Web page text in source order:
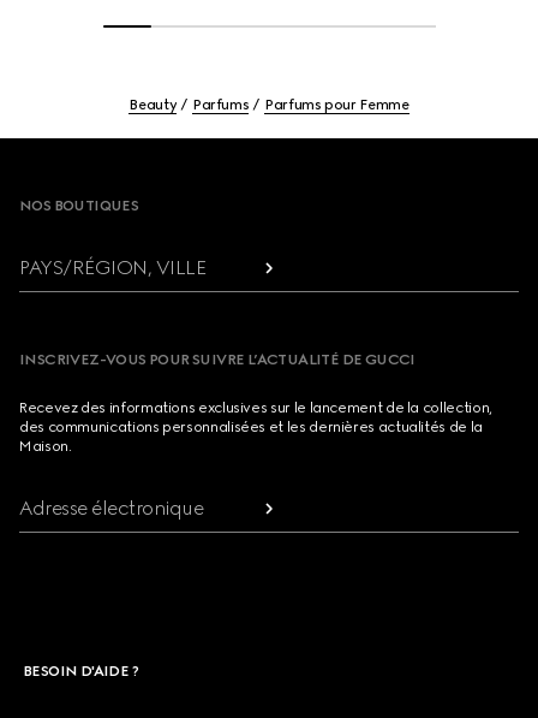
Beauty Parfums Parfums pour Femme
NOS BOUTIQUES
PAYS/RÉGION, VILLE
INSCRIVEZ-VOUS POUR SUIVRE L’ACTUALITÉ DE GUCCI
Recevez des informations exclusives sur le lancement de la collection,
des communications personnalisées et les dernières actualités de la
Maison.
Adresse électronique
BESOIN D'AIDE ?